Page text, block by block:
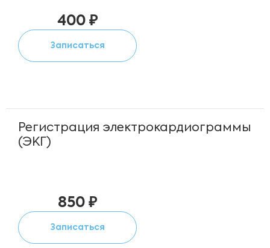
400 ₽
Записаться
Регистрация электрокардиограммы
(ЭКГ)
850 ₽
Записаться